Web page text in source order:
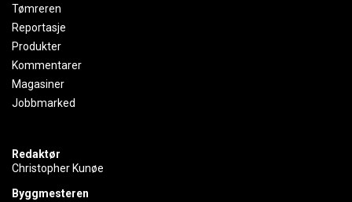
Tømreren
Reportasje
Produkter
Kommentarer
Magasiner
Jobbmarked
Redaktør
Christopher Kunøe
Byggmesteren